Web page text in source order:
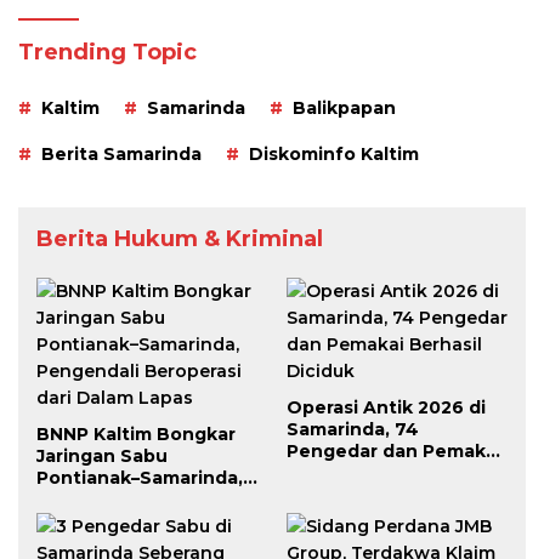
Trending Topic
Kaltim Samarinda Balikpapan
Berita Samarinda Diskominfo Kaltim
Berita Hukum & Kriminal
BNNP Kaltim Bongkar
Jaringan Sabu
Pontianak–Samarinda,
dari Dalam Lapas
Operasi Antik 2026 di
Samarinda, 74
Pengedar dan Pemakai